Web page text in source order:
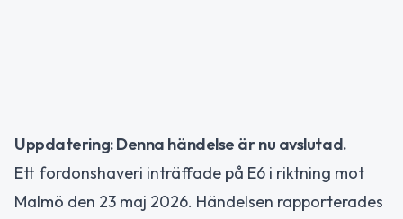
Uppdatering: Denna händelse är nu avslutad.
Ett fordonshaveri inträffade på E6 i riktning mot
Malmö den 23 maj 2026. Händelsen rapporterades